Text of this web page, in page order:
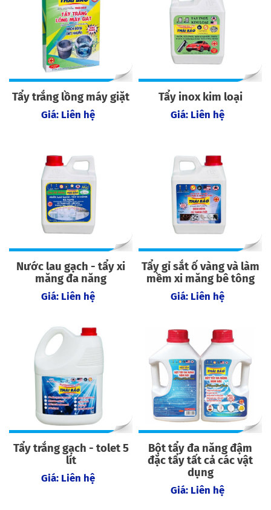
Tẩy trắng lồng máy giặt
Giá: Liên hệ
Tẩy inox kim loại
Giá: Liên hệ
Nước lau gạch - tẩy xi
măng đa năng
Giá: Liên hệ
Tẩy gỉ sắt ố vàng và làm
mềm xi măng bê tông
Giá: Liên hệ
Tẩy trắng gạch - tolet 5
lít
Giá: Liên hệ
Bột tẩy đa năng đậm
đặc tẩy tất cả các vật
dụng
Giá: Liên hệ